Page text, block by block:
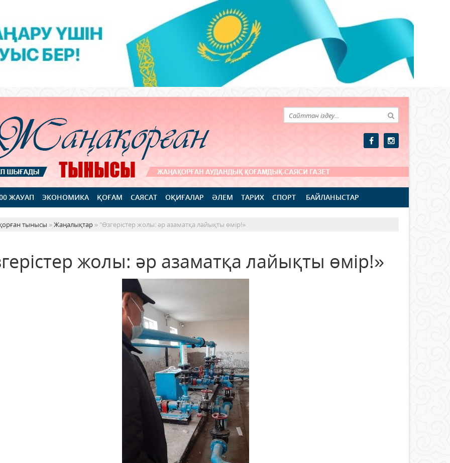
ЖАУАП ЭКОНОМИКА ҚОҒАМ САЯСАТ ОҚИҒАЛАР ӘЛЕМ ТАРИХ СПОРТ БАЙЛАНЫСТАР
тынысы »Жаңалықтар » "Өзгерістер жолы: әр азаматқа лайықты өмір!»
жолы: әр азаматқа лайықты өмір!»